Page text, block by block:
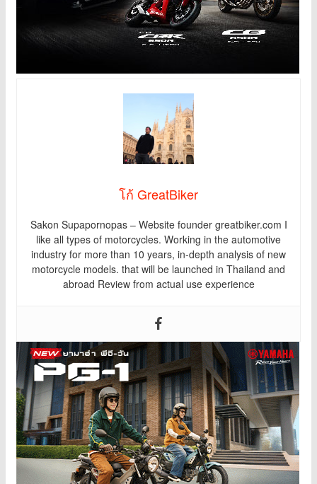
โก้ GreatBiker
Sakon Supapornopas – Website founder greatbiker.com I
like all types of motorcycles. Working in the automotive
industry for more than 10 years, in-depth analysis of new
motorcycle models. that will be launched in Thailand and
abroad Review from actual use experience